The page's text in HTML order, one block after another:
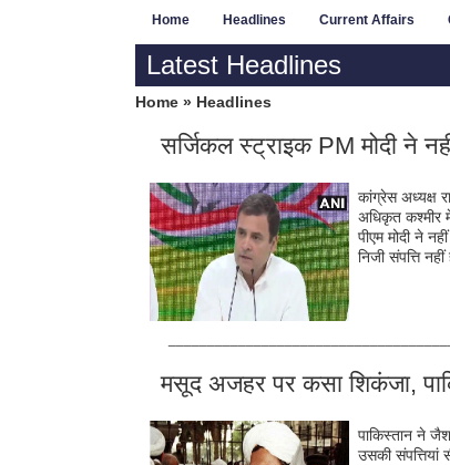
Home Headlines Current Affairs
Latest Headlines
Home » Headlines
सर्जिकल स्‍ट्राइक PM मोदी ने
कांग्रेस अध्‍यक्ष
अधिकृत कश्‍मीर
पीएम मोदी ने
निजी संपत्ति नहीं
मसूद अजहर पर कसा शिकंजा,
पाकिस्तान ने
उसकी